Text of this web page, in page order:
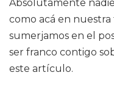
Absolutamente
como acá en
sumerjamos en el
ser franco contigo
este artículo.